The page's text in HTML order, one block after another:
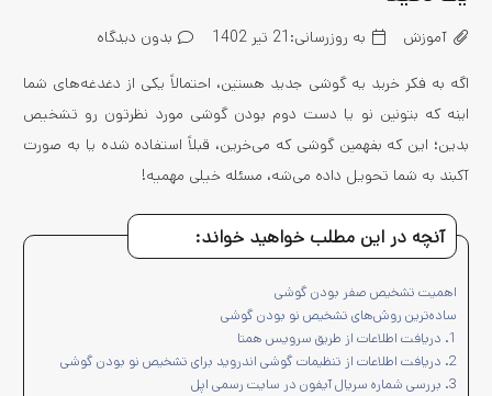
آموزش به روزرسانی: 21 تیر 1402 بدون دیدگاه
اگه به فکر خرید یه گوشی جدید هستین، احتمالاً یکی از دغدغه‌های شما
اینه که بتونین نو یا دست دوم بودن گوشی مورد نظرتون رو تشخیص
بدین؛ این که بفهمین گوشی که می‌خرین، قبلاً استفاده شده یا به صورت
آکبند به شما تحویل داده می‌شه، مسئله خیلی مهمیه!
آنچه در این مطلب خواهید خواند:
اهمیت تشخیص صفر بودن گوشی
ساده‌ترین روش‌های تشخیص نو بودن گوشی
1. دریافت اطلاعات از طریق سرویس همتا
2. دریافت اطلاعات از تنظیمات گوشی اندروید برای تشخیص نو بودن گوشی
3. بررسی شماره سریال آیفون در سایت رسمی اپل